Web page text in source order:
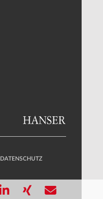
DATENSCHUTZ